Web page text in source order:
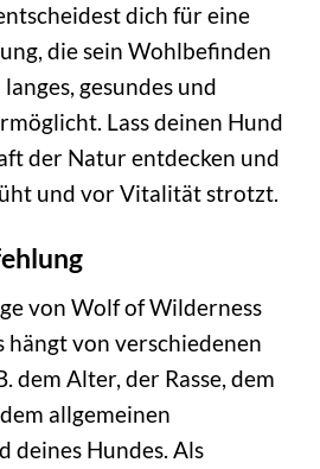
dich für eine
die sein Wohlbefinden
gesundes und
Lass deinen Hund
der Natur entdecken und
und vor Vitalität strotzt.
von Wolf of Wilderness
hängt von verschiedenen
dem Alter, der Rasse, dem
allgemeinen
deines Hundes. Als